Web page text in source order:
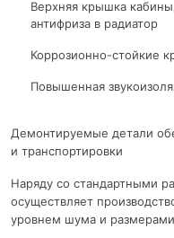
Верхняя крышка
антифриза в радиатор
Коррозионно-стойкие
Повышенная
Демонтируемые детали
и транспортировки
Наряду со стандартными
осуществляет
уровнем шума и